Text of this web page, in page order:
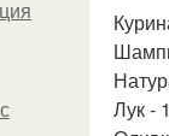
Лук -